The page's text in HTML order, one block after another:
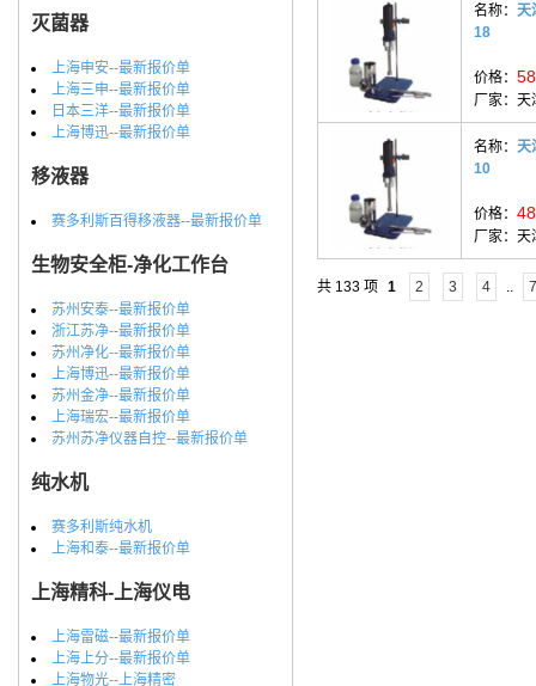
灭菌器
上海申安--最新报价单
上海三申--最新报价单
日本三洋--最新报价单
上海博迅--最新报价单
移液器
赛多利斯百得移液器--最新报价单
生物安全柜-净化工作台
苏州安泰--最新报价单
浙江苏净--最新报价单
苏州净化--最新报价单
上海博迅--最新报价单
苏州金净--最新报价单
上海瑞宏--最新报价单
苏州苏净仪器自控--最新报价单
纯水机
赛多利斯纯水机
上海和泰--最新报价单
上海精科-上海仪电
上海雷磁--最新报价单
上海上分--最新报价单
上海物光--上海精密
名称： 天
18
价格：
厂家： 天
名称： 天
10
价格：
厂家： 天
共 133 项 1 2 3 4 .. 7